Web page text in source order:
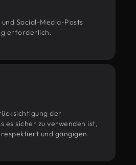
Social-Media-Posts
erforderlich.
der
es sicher zu verwenden ist,
und gängigen